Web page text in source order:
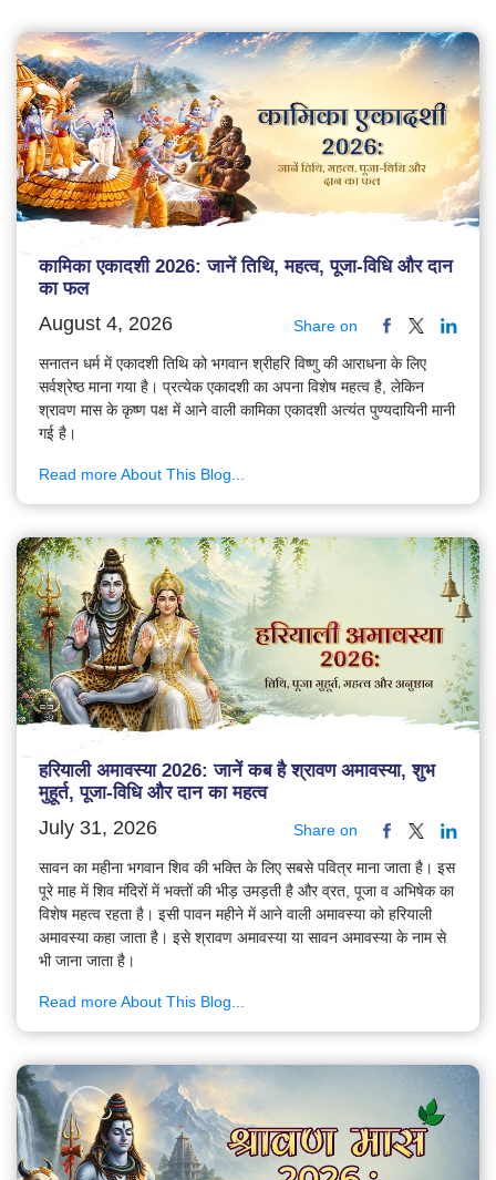
कामिका एकादशी 2026: जानें तिथि, महत्व, पूजा-विधि और दान
का फल
August 4, 2026 Share on
सनातन धर्म में एकादशी तिथि को भगवान श्रीहरि विष्णु की आराधना के लिए
सर्वश्रेष्ठ माना गया है। प्रत्येक एकादशी का अपना विशेष महत्व है, लेकिन
श्रावण मास के कृष्ण पक्ष में आने वाली कामिका एकादशी अत्यंत पुण्यदायिनी मानी
गई है।
Read more About This Blog...
हरियाली अमावस्या 2026: जानें कब है श्रावण अमावस्या, शुभ
मुहूर्त, पूजा-विधि और दान का महत्व
July 31, 2026 Share on
सावन का महीना भगवान शिव की भक्ति के लिए सबसे पवित्र माना जाता है। इस
पूरे माह में शिव मंदिरों में भक्तों की भीड़ उमड़ती है और व्रत, पूजा व अभिषेक का
विशेष महत्व रहता है। इसी पावन महीने में आने वाली अमावस्या को हरियाली
अमावस्या कहा जाता है। इसे श्रावण अमावस्या या सावन अमावस्या के नाम से
भी जाना जाता है।
Read more About This Blog...